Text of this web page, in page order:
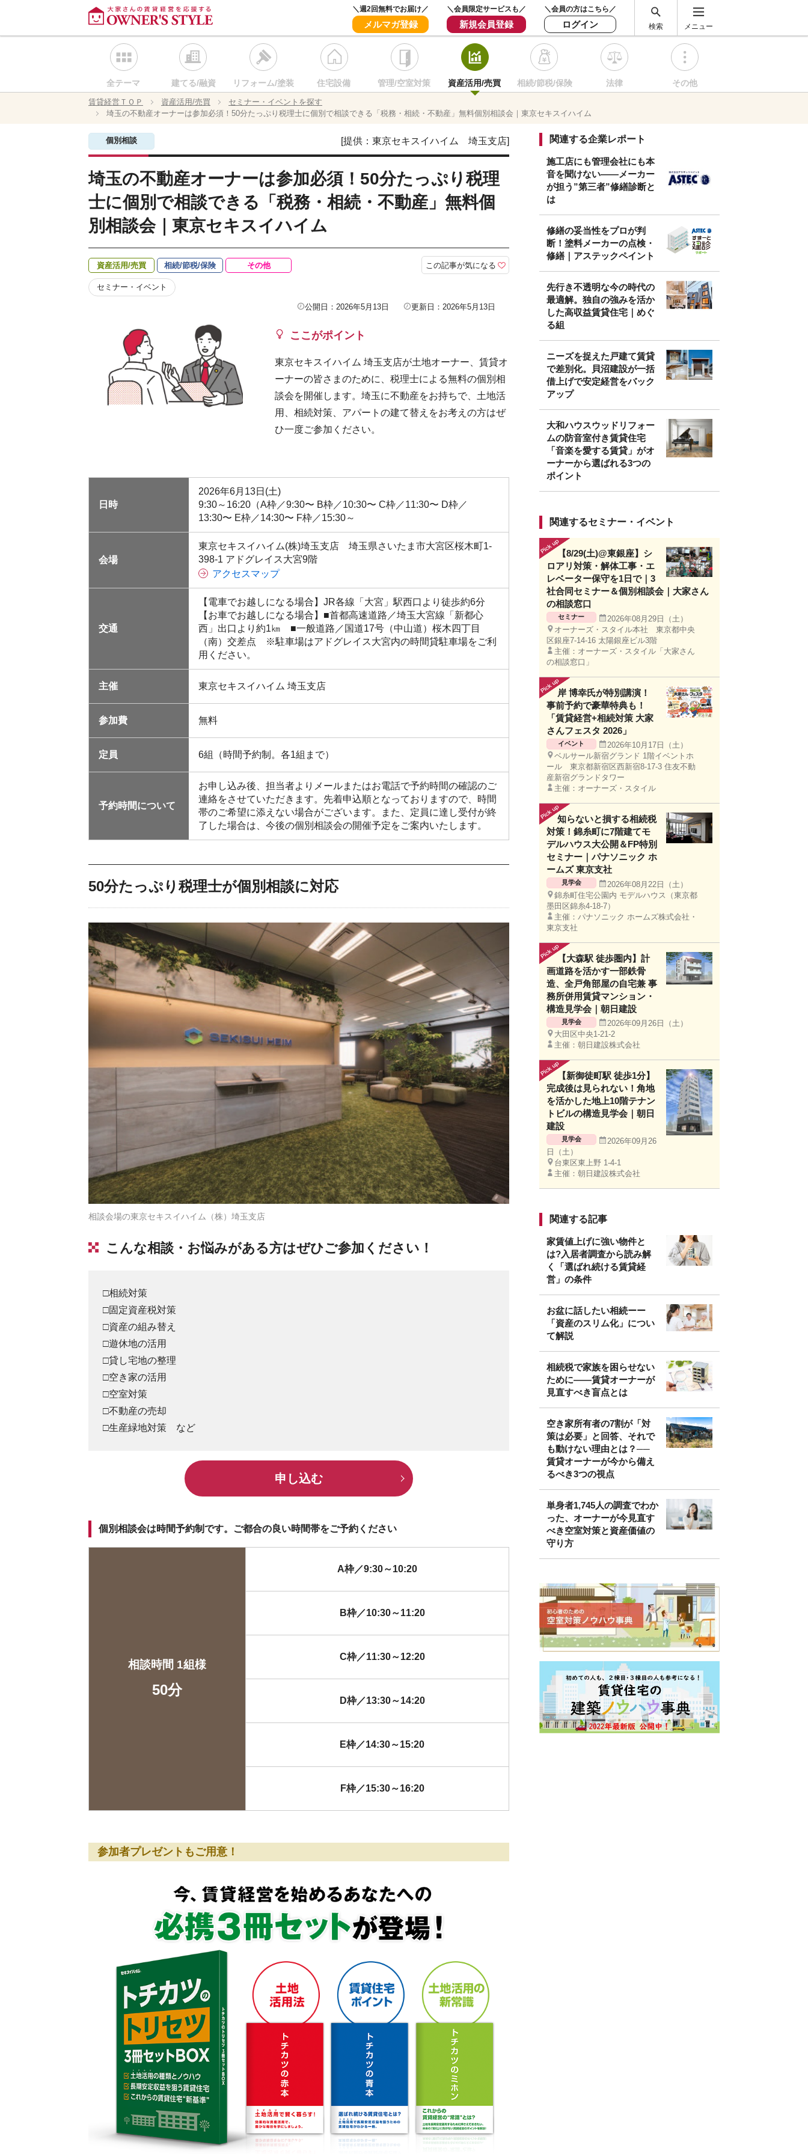
＼週2回無料でお届け／
メルマガ登録
＼会員限定サービスも／
新規会員登録
＼会員の方はこちら／
ログイン 検索 メニュー
全テーマ 建てる/融資 リフォーム/塗装 住宅設備 管理/空室対策 資産活用/売買 相続/節税/保険 法律 その他
賃貸経営ＴＯＰ 資産活用/売買
セミナー・イベントを探す
埼玉の不動産オーナーは参加必須！50分たっぷり税理士に個別で相談できる「税務・相続・不動産」無料個別相談会｜東京セキスイハイム
個別相談 [提供：東京セキスイハイム 埼玉支店]
埼玉の不動産オーナーは参加必須！50分たっぷり税理
士に個別で相談できる「税務・相続・不動産」無料個
別相談会｜東京セキスイハイム
資産活用/売買 相続/節税/保険 その他
セミナー・イベント
この記事が気になる
公開日：2026年5月13日 更新日：2026年5月13日
ここがポイント
東京セキスイハイム 埼玉支店が土地オーナー、賃貸オ
ーナーの皆さまのために、税理士による無料の個別相
談会を開催します。埼玉に不動産をお持ちで、土地活
用、相続対策、アパートの建て替えをお考えの方はぜ
ひ一度ご参加ください。
日時
2026年6月13日(土)
9:30～16:20（A枠／9:30〜 B枠／10:30〜 C枠／11:30〜 D枠／
13:30〜 E枠／14:30〜 F枠／15:30～
会場
東京セキスイハイム(株)埼玉支店 埼玉県さいたま市大宮区桜木町1-
398-1 アドグレイス大宮9階
アクセスマップ
交通
【電車でお越しになる場合】JR各線「大宮」駅西口より徒歩約6分
【お車でお越しになる場合】■首都高速道路／埼玉大宮線「新都心
西」出口より約1㎞ ■一般道路／国道17号（中山道）桜木四丁目
（南）交差点 ※駐車場はアドグレイス大宮内の時間貸駐車場をご利
用ください。
主催 東京セキスイハイム 埼玉支店
参加費 無料
定員 6組（時間予約制。各1組まで）
予約時間について
お申し込み後、担当者よりメールまたはお電話で予約時間の確認のご
連絡をさせていただきます。先着申込順となっておりますので、時間
帯のご希望に添えない場合がございます。また、定員に達し受付が終
了した場合は、今後の個別相談会の開催予定をご案内いたします。
50分たっぷり税理士が個別相談に対応
相談会場の東京セキスイハイム（株）埼玉支店
こんな相談・お悩みがある方はぜひご参加ください！
□相続対策
□固定資産税対策
□資産の組み替え
□遊休地の活用
□貸し宅地の整理
□空き家の活用
□空室対策
□不動産の売却
□生産緑地対策 など
申し込む
個別相談会は時間予約制です。ご都合の良い時間帯をご予約ください
相談時間 1組様
50分
A枠／9:30～10:20
B枠／10:30～11:20
C枠／11:30～12:20
D枠／13:30～14:20
E枠／14:30～15:20
F枠／15:30～16:20
参加者プレゼントもご用意！
関連する企業レポート
施工店にも管理会社にも本
音を聞けない――メーカー
が担う”第三者”修繕診断と
は
修繕の妥当性をプロが判
断！塗料メーカーの点検・
修繕｜アステックペイント
先行き不透明な今の時代の
最適解。独自の強みを活か
した高収益賃貸住宅｜めぐ
る組
ニーズを捉えた戸建て賃貸
で差別化。貝沼建設が一括
借上げで安定経営をバック
アップ
大和ハウスウッドリフォー
ムの防音室付き賃貸住宅
「音楽を愛する賃貸」がオ
ーナーから選ばれる3つの
ポイント
関連するセミナー・イベント
【8/29(土)@東銀座】シ
ロアリ対策・解体工事・エ
レベーター保守を1日で｜3
社合同セミナー＆個別相談会｜大家さん
の相談窓口
セミナー
2026年08月29日（土）
オーナーズ・スタイル本社 東京都中央
区銀座7-14-16 太陽銀座ビル3階
主催：オーナーズ・スタイル「大家さん
の相談窓口」
岸 博幸氏が特別講演！
事前予約で豪華特典も！
「賃貸経営+相続対策 大家
さんフェスタ 2026」
イベント
2026年10月17日（土）
ベルサール新宿グランド 1階イベントホ
ール 東京都新宿区西新宿8-17-3 住友不動
産新宿グランドタワー
主催：オーナーズ・スタイル
知らないと損する相続税
対策！錦糸町に7階建てモ
デルハウス大公開＆FP特別
セミナー｜パナソニック ホ
ームズ 東京支社
見学会
2026年08月22日（土）
錦糸町住宅公園内 モデルハウス（東京都
墨田区錦糸4-18-7）
主催：パナソニック ホームズ株式会社・
東京支社
【大森駅 徒歩圏内】計
画道路を活かす一部鉄骨
造、全戸角部屋の自宅兼 事
務所併用賃貸マンション・
構造見学会｜朝日建設
見学会
2026年09月26日（土）
大田区中央1-21-2
主催：朝日建設株式会社
【新御徒町駅 徒歩1分】
完成後は見られない！角地
を活かした地上10階テナン
トビルの構造見学会｜朝日
建設
見学会
2026年09月26
日（土）
台東区東上野 1-4-1
主催：朝日建設株式会社
関連する記事
家賃値上げに強い物件と
は?入居者調査から読み解
く「選ばれ続ける賃貸経
営」の条件
お盆に話したい相続ーー
「資産のスリム化」につい
て解説
相続税で家族を困らせない
ために――賃貸オーナーが
見直すべき盲点とは
空き家所有者の7割が「対
策は必要」と回答、それで
も動けない理由とは？──
賃貸オーナーが今から備え
るべき3つの視点
単身者1,745人の調査でわか
った、オーナーが今見直す
べき空室対策と資産価値の
守り方